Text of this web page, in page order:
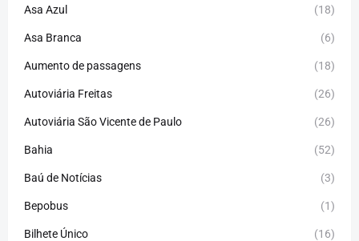
Asa Azul (18)
Asa Branca (6)
Aumento de passagens (18)
Autoviária Freitas (26)
Autoviária São Vicente de Paulo (26)
Bahia (52)
Baú de Notícias (3)
Bepobus (1)
Bilhete Único (16)